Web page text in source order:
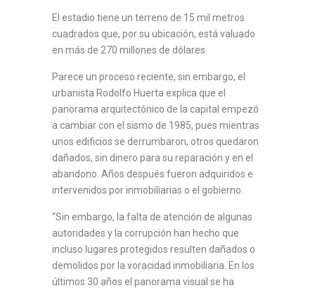
El estadio tiene un terreno de 15 mil metros
cuadrados que, por su ubicación, está valuado
en más de 270 millones de dólares.
Parece un proceso reciente, sin embargo, el
urbanista Rodolfo Huerta explica que el
panorama arquitectónico de la capital empezó
a cambiar con el sismo de 1985, pues mientras
unos edificios se derrumbaron, otros quedaron
dañados, sin dinero para su reparación y en el
abandono. Años después fueron adquiridos e
intervenidos por inmobiliarias o el gobierno.
“Sin embargo, la falta de atención de algunas
autoridades y la corrupción han hecho que
incluso lugares protegidos resulten dañados o
demolidos por la voracidad inmobiliaria. En los
últimos 30 años el panorama visual se ha